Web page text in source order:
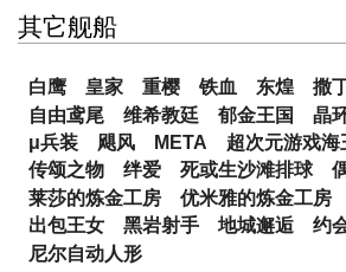
其它舰船
白鹰 皇家 重樱 铁血 东煌 撒
自由鸢尾
维希教廷 郁金王国 晶
μ兵装
飓风 META 超次元游戏海
传颂之物
绊爱 死或生沙滩排球
莱莎的炼金工房
优米雅的炼金工房
出包王女
黑岩射手 地城邂逅
约
尼尔自动人形